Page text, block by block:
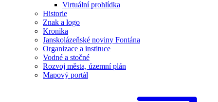
Virtuální prohlídka
Historie
Znak a logo
Kronika
Janskolázeňské noviny Fontána
Organizace a instituce
Vodné a stočné
Rozvoj města, územní plán
Mapový portál